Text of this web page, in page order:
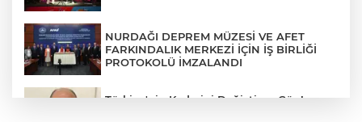
NURDAĞI DEPREM MÜZESİ VE AFET
FARKINDALIK MERKEZİ İÇİN İŞ BİRLİĞİ
PROTOKOLÜ İMZALANDI
Türkiye'nin Kaderini Değiştiren Gün!